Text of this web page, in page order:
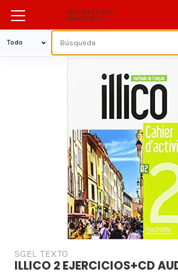
SGEL TEXTO
ILLICO 2 EJERCICIOS+CD